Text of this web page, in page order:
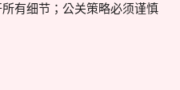
有细节；公关策略必须谨慎